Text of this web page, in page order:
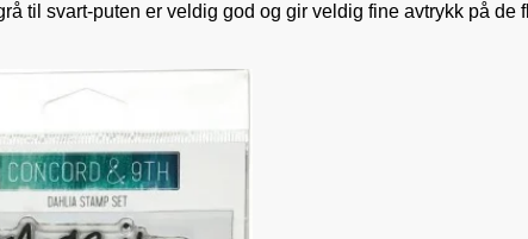
til svart-puten er veldig god og gir veldig fine avtrykk på de